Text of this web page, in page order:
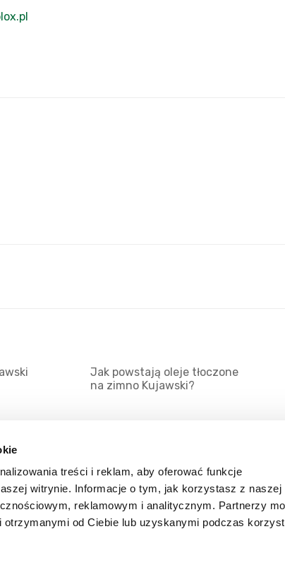
treści i reklam, aby oferować funkcje
witrynie. Informacje o tym, jak korzystasz z naszej
reklamowym i analitycznym. Partnerzy
otrzymanymi od Ciebie lub uzyskanymi podczas
Jak powstają oleje tłoczone
na zimno Kujawski?
Kategorie
Kontakt
Zaloguj się